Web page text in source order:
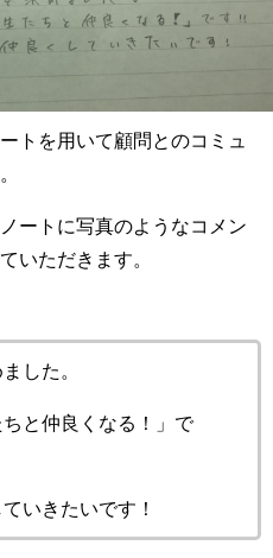
トを用いて顧問とのコミュ
ートに写真のようなコメン
いただきます。
した。
と仲良くなる！」で
いきたいです！